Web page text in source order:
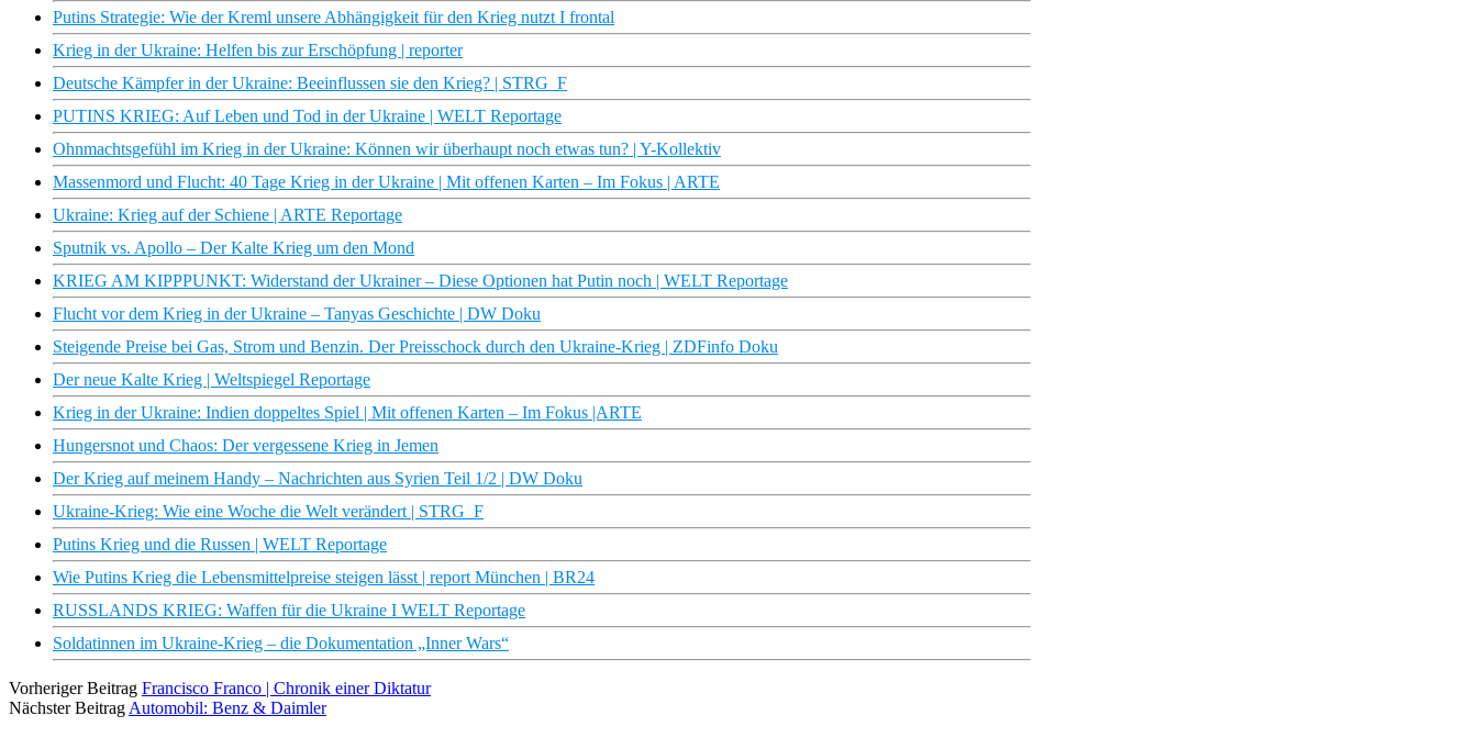
Putins Strategie: Wie der Kreml unsere Abhängigkeit für den Krieg nutzt I frontal
Krieg in der Ukraine: Helfen bis zur Erschöpfung | reporter
Deutsche Kämpfer in der Ukraine: Beeinflussen sie den Krieg? | STRG_F
PUTINS KRIEG: Auf Leben und Tod in der Ukraine | WELT Reportage
Ohnmachtsgefühl im Krieg in der Ukraine: Können wir überhaupt noch etwas tun? | Y-Kollektiv
Massenmord und Flucht: 40 Tage Krieg in der Ukraine | Mit offenen Karten – Im Fokus | ARTE
Ukraine: Krieg auf der Schiene | ARTE Reportage
Sputnik vs. Apollo – Der Kalte Krieg um den Mond
KRIEG AM KIPPPUNKT: Widerstand der Ukrainer – Diese Optionen hat Putin noch | WELT Reportage
Flucht vor dem Krieg in der Ukraine – Tanyas Geschichte | DW Doku
Steigende Preise bei Gas, Strom und Benzin. Der Preisschock durch den Ukraine-Krieg | ZDFinfo Doku
Der neue Kalte Krieg | Weltspiegel Reportage
Krieg in der Ukraine: Indien doppeltes Spiel | Mit offenen Karten – Im Fokus |ARTE
Hungersnot und Chaos: Der vergessene Krieg in Jemen
Der Krieg auf meinem Handy – Nachrichten aus Syrien Teil 1/2 | DW Doku
Ukraine-Krieg: Wie eine Woche die Welt verändert | STRG_F
Putins Krieg und die Russen | WELT Reportage
Wie Putins Krieg die Lebensmittelpreise steigen lässt | report München | BR24
RUSSLANDS KRIEG: Waffen für die Ukraine I WELT Reportage
Soldatinnen im Ukraine-Krieg – die Dokumentation „Inner Wars“
Vorheriger Beitrag Francisco Franco | Chronik einer Diktatur
Nächster Beitrag Automobil: Benz & Daimler